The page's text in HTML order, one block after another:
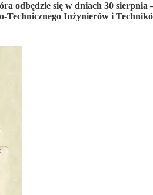
odbędzie się w dniach 30
Technicznego Inżynierów i